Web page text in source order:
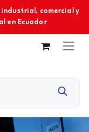
comercial y
en Ecuador